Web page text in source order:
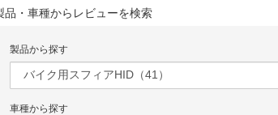
品・車種からレビューを検索
製品から探す
車種から探す